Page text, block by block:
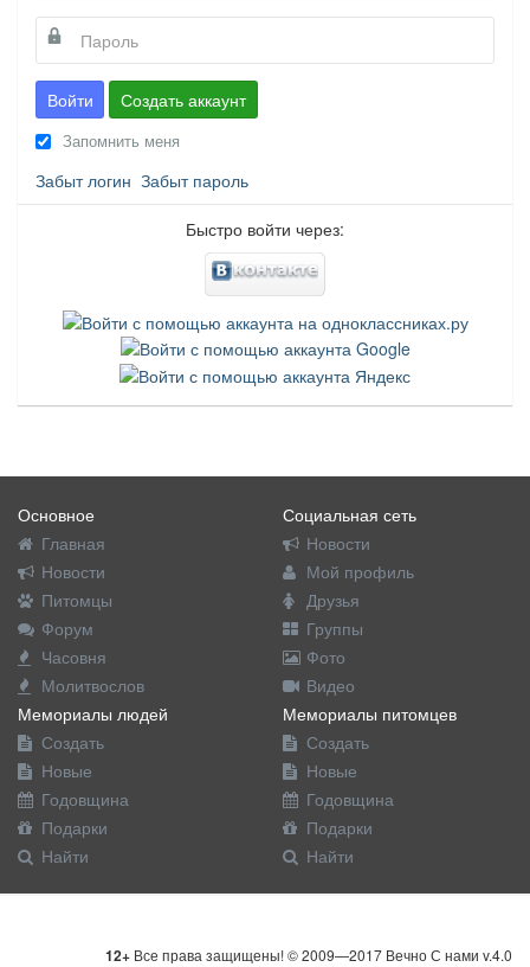
Войти Создать аккаунт
Запомнить меня
Забыт логин Забыт пароль
Быстро войти через:
Основное
Главная
Новости
Питомцы
Форум
Часовня
Молитвослов
Социальная сеть
Новости
Мой профиль
Друзья
Группы
Фото
Видео
Мемориалы людей
Создать
Новые
Годовщина
Подарки
Найти
Мемориалы питомцев
Создать
Новые
Годовщина
Подарки
Найти
12+ Все права защищены! © 2009—2017 Вечно С нами v.4.0